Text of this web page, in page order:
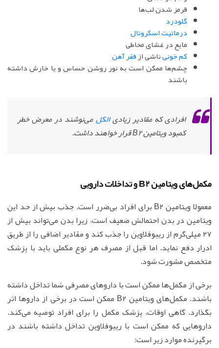
قرمز شدن لب‌ها
گلودرد
درماتیت اسکروتال
مایع در غشای مخاطی
کم خونیناشی ازفقر آهن
چشم‌ها ممکن است به نور روشن حساس و یا خارش داشته
باشند
افرادی که مقادیر زیادیالکلمی‌نوشند در معرض خطر
کمبود ویتامین B2 قرار خواهند داشت.
مکمل‌های ویتامین B2 و تداخلات دارویی
معمولا ویتامین B2 برای افراد بی‌ضرر است. جذب بیش از حد این
ویتامین در بدن احتمالش ضعیف است، زیرا بدن می‌تواند بیش از
۲۷ میلی‌گرم از ریبوفلاوین را جذب کند و مقادیر اضافی را از طریق
ادرار دفع نماید. اما قبل از مصرف هر نوع مکملی باید با پزشک
متخصص مشورت شود.
برخی از مکمل‌ها ممکن است با داروهای مصرفی شما تداخل داشته
باشند. مکمل‌های ویتامین B2 ممکن است در برخی از داروها اثر
بگذارد. گاهی اوقات، پزشک مکمل را برای افراد توصیه می‌کند.
داروهایی که ممکن است با ریبوفلاوین تداخل داشته باشند در
برگیرنده موارد زیر است: